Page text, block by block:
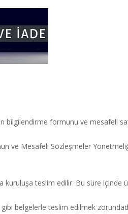
formunu ve mesafeli
ve Mesafeli Sözleşmeler
kuruluşa teslim edilir. Bu süre içinde
belgelerle teslim edilmek